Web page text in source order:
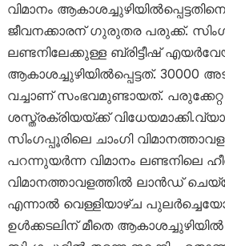
വിമാനം
ജീവനക്കാരന് ഗുരുതര പരുക്ക്.
ലണ്ടനിലേക്കുള്ള ബ്രിട്ടീഷ്
ആകാശച്ചുഴിയിൽപ്പെട്ടത്. 30000
വച്ചാണ് സംഭവമുണ്ടായത്. പരുക്കേറ്റ
ശസ്ത്രക്രിയയ്ക്ക്
സിംഗപ്പൂരിലെ ചാംഗി
പറന്നുയർന്ന വിമാനം ലണ്ടനിലെ
വിമാനത്താവളത്തിൽ ലാൻഡ്
എന്നാൽ വെള്ളിയാഴ്ച
ഉൾക്കടലിന് മീതെ ആകാശച്ചുഴിയിൽ